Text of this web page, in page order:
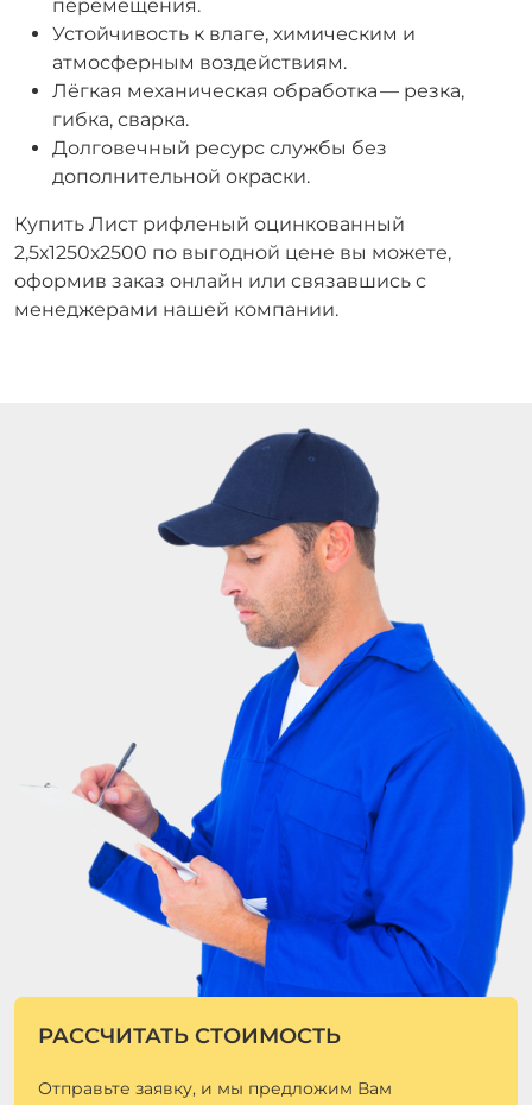
перемещения.
Устойчивость к влаге, химическим и
атмосферным воздействиям.
Лёгкая механическая обработка — резка,
гибка, сварка.
Долговечный ресурс службы без
дополнительной окраски.
Купить Лист рифленый оцинкованный
2,5х1250х2500 по выгодной цене вы можете,
оформив заказ онлайн или связавшись с
менеджерами нашей компании.
РАССЧИТАТЬ СТОИМОСТЬ
Отправьте заявку, и мы предложим Вам